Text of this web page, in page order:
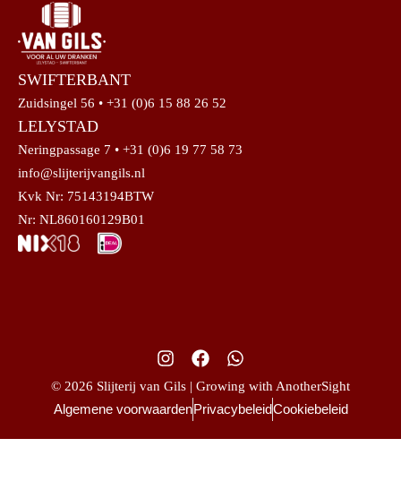
SWIFTERBANT
Zuidsingel 56 • +31 (0)6 15 88 26 52
LELYSTAD
Neringpassage 7 • +31 (0)6 19 77 58 73
info@slijterijvangils.nl
Kvk Nr: 75143194BTW
Nr: NL860160129B01
© 2026 Slijterij van Gils | Growing with AnotherSight
Algemene voorwaardenPrivacybeleidCookiebeleid